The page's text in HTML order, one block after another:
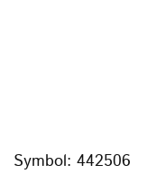
Symbol: 442506